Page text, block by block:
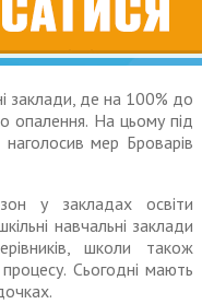
заклади, де на 100% до
опалення. На цьому під
мер Броварів
у закладах освіти
навчальні заклади
школи також
Сьогодні мають